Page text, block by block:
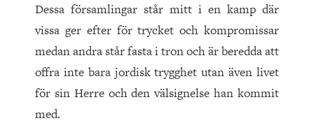
Dessa församlingar står mitt i en kamp där
vissa ger efter för trycket och kompromissar
medan andra står fasta i tron och är beredda att
offra inte bara jordisk trygghet utan även livet
för sin Herre och den välsignelse han kommit
med.